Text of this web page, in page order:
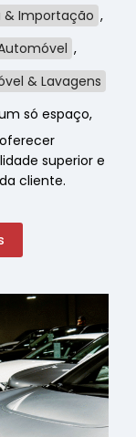
& Importação ,
,
& Lavagens
só espaço,
superior e
cliente.